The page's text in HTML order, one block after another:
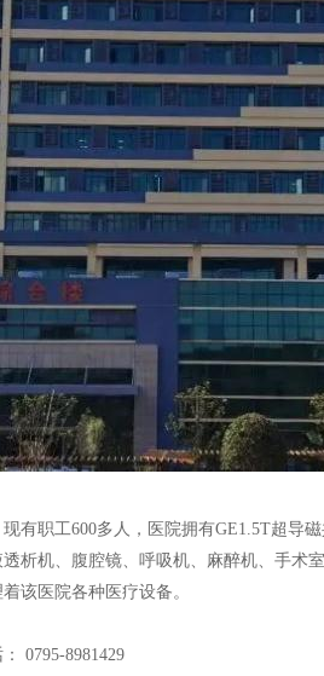
有职工600多人，医院拥有GE1.5T超导
析机、腹腔镜、呼吸机、麻醉机、手术
该医院各种医疗设备。
0795-8981429